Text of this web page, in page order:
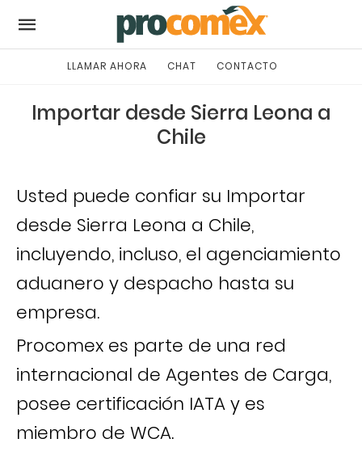
LLAMAR AHORA CHAT CONTACTO
Importar desde Sierra Leona a
Chile
Usted puede confiar su Importar
desde Sierra Leona a Chile,
incluyendo, incluso, el agenciamiento
aduanero y despacho hasta su
empresa.
Procomex es parte de una red
internacional de Agentes de Carga,
posee certificación IATA y es
miembro de WCA.